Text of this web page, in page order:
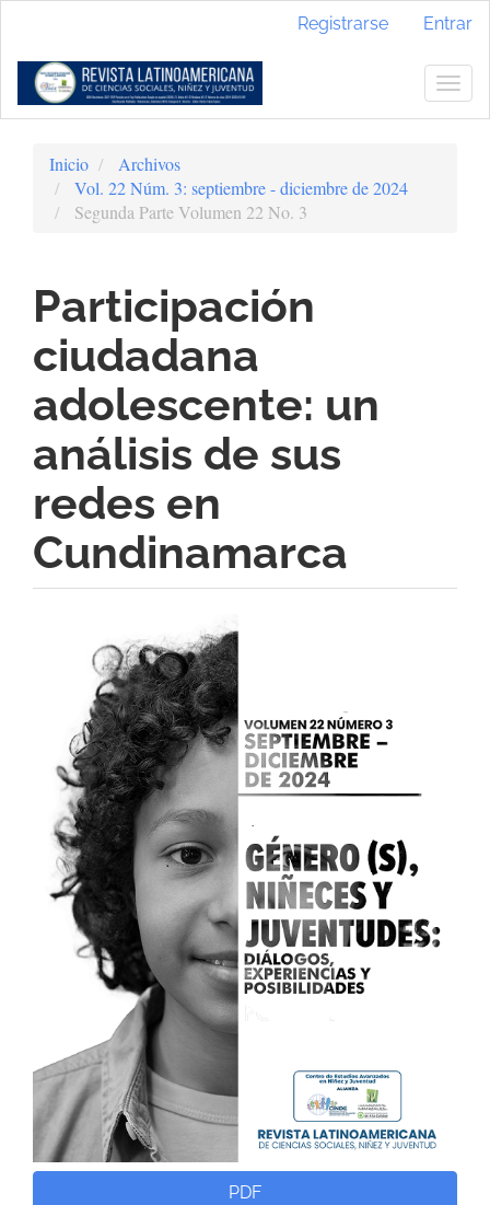
Contenido
principal
Barra
Registrarse Entrar
Inicio
Archivos
Vol. 22 Núm. 3: septiembre - diciembre de 2024
Segunda Parte Volumen 22 No. 3
Participación
ciudadana
adolescente: un
análisis de sus
redes en
Cundinamarca
Barra
lateral
del
artículo
PDF